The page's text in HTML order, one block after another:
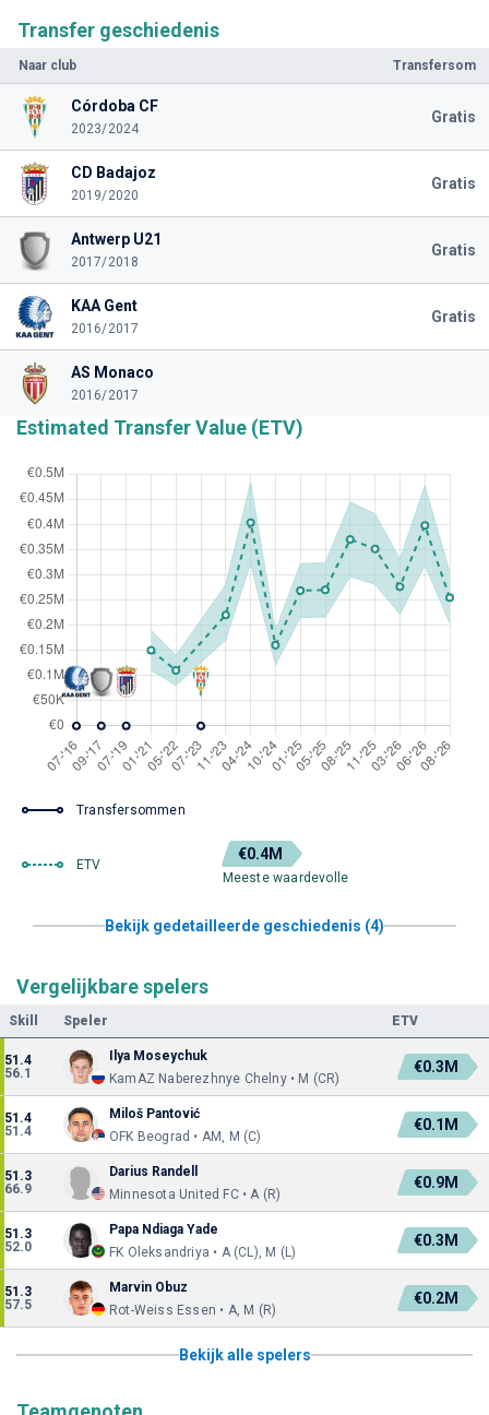
Transfer geschiedenis
Naar club Transfersom
Córdoba CF
2023/2024
Gratis
CD Badajoz
2019/2020
Gratis
Antwerp U21
2017/2018
Gratis
KAA Gent
2016/2017
Gratis
AS Monaco
2016/2017
Estimated Transfer Value (ETV)
Transfersommen
ETV
€0.4M
Meeste waardevolle
Bekijk gedetailleerde geschiedenis (4)
Vergelijkbare spelers
Skill Speler ETV
51.4
56.1
Ilya Moseychuk
KamAZ Naberezhnye Chelny • M (CR)
€0.3M
51.4
51.4
Miloš Pantović
OFK Beograd • AM, M (C)
€0.1M
51.3
66.9
Darius Randell
Minnesota United FC • A (R)
€0.9M
51.3
52.0
Papa Ndiaga Yade
FK Oleksandriya • A (CL), M (L)
€0.3M
51.3
57.5
Marvin Obuz
Rot-Weiss Essen • A, M (R)
€0.2M
Bekijk alle spelers